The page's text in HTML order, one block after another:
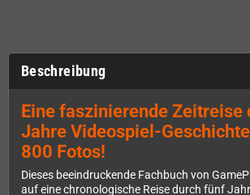
Beschreibung
Eine faszinierende Zeitreise
Jahre Videospiel-
800 Fotos!
Dieses beeindruckende Fachbuch von
auf eine chronologische Reise durch fünf